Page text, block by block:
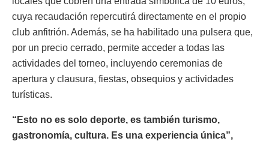
cuya recaudación repercutirá directamente en el propio
club anfitrión. Además, se ha habilitado una pulsera que,
por un precio cerrado, permite acceder a todas las
actividades del torneo, incluyendo ceremonias de
apertura y clausura, fiestas, obsequios y actividades
turísticas.
“Esto no es solo deporte, es también turismo,
gastronomía, cultura. Es una experiencia única”,